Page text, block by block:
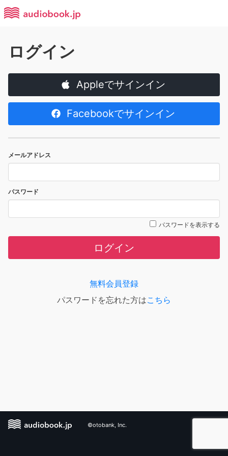
ログイン
Appleでサインイン
Facebookでサインイン
メールアドレス
パスワード
パスワードを表示する
ログイン
無料会員登録
パスワードを忘れた方はこちら
©otobank, Inc.